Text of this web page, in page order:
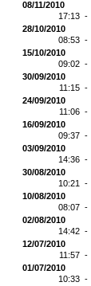
08/11/2010
17:13 -
28/10/2010
08:53 -
15/10/2010
09:02 -
30/09/2010
11:15 -
24/09/2010
11:06 -
16/09/2010
09:37 -
03/09/2010
14:36 -
30/08/2010
10:21 -
10/08/2010
08:07 -
02/08/2010
14:42 -
12/07/2010
11:57 -
01/07/2010
10:33 -